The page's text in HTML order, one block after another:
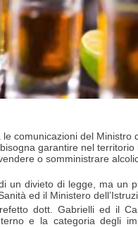
comunicazioni del Ministro
garantire nel territorio
o somministrare
un divieto di legge, ma un
ed il Ministero
dott. Gabrielli ed il
e la categoria degli